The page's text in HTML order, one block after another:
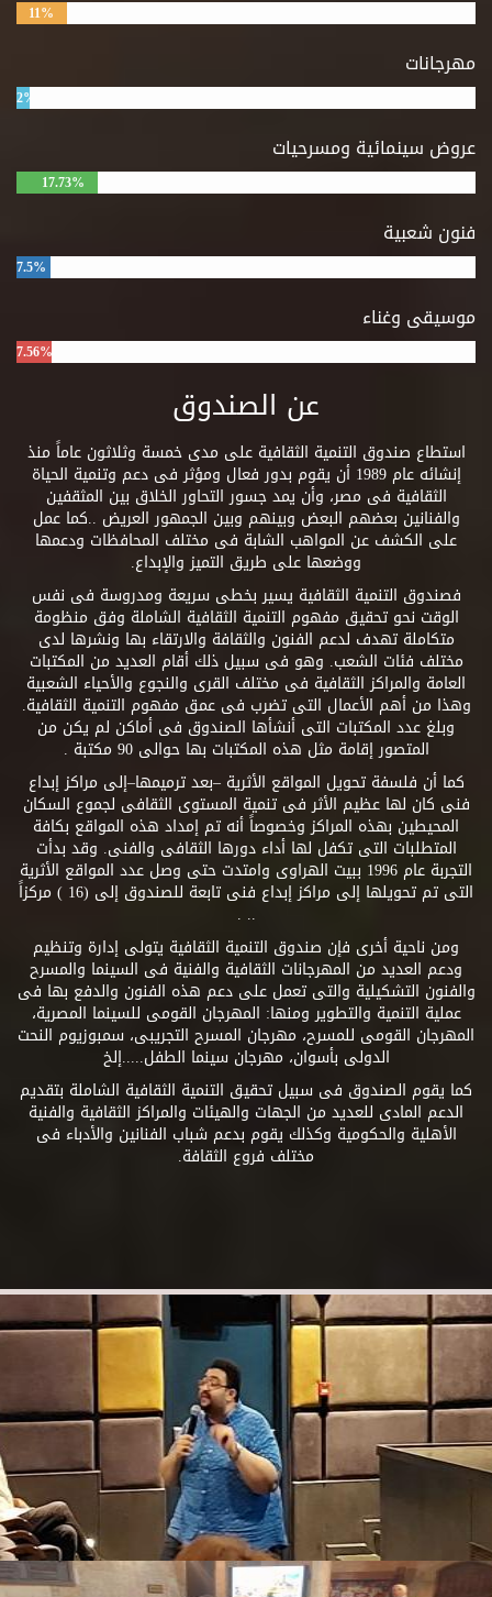
11%
مهرجانات
2%
عروض سينمائية ومسرحيات
17.73%
فنون شعبية
7.5%
موسيقى وغناء
7.56%
عن الصندوق
استطاع صندوق التنمية الثقافية على مدى خمسة وثلاثون عاماً منذ
إنشائه عام 1989 أن يقوم بدور فعال ومؤثر فى دعم وتنمية الحياة
الثقافية فى مصر، وأن يمد جسور التحاور الخلاق بين المثقفين
والفنانين بعضهم البعض وبينهم وبين الجمهور العريض ..كما عمل
على الكشف عن المواهب الشابة فى مختلف المحافظات ودعمها
ووضعها على طريق التميز والإبداع.
فصندوق التنمية الثقافية يسير بخطى سريعة ومدروسة فى نفس
الوقت نحو تحقيق مفهوم التنمية الثقافية الشاملة وفق منظومة
متكاملة تهدف لدعم الفنون والثقافة والارتقاء بها ونشرها لدى
مختلف فئات الشعب. وهو فى سبيل ذلك أقام العديد من المكتبات
العامة والمراكز الثقافية فى مختلف القرى والنجوع والأحياء الشعبية
وهذا من أهم الأعمال التى تضرب فى عمق مفهوم التنمية الثقافية.
وبلغ عدد المكتبات التى أنشأها الصندوق فى أماكن لم يكن من
المتصور إقامة مثل هذه المكتبات بها حوالى 90 مكتبة .
كما أن فلسفة تحويل المواقع الأثرية –بعد ترميمها–إلى مراكز إبداع
فنى كان لها عظيم الأثر فى تنمية المستوى الثقافى لجموع السكان
المحيطين بهذه المراكز وخصوصاً أنه تم إمداد هذه المواقع بكافة
المتطلبات التى تكفل لها أداء دورها الثقافى والفنى. وقد بدأت
التجربة عام 1996 ببيت الهراوى وامتدت حتى وصل عدد المواقع الأثرية
التى تم تحويلها إلى مراكز إبداع فنى تابعة للصندوق إلى (16 ) مركزاً
.. .
ومن ناحية أخرى فإن صندوق التنمية الثقافية يتولى إدارة وتنظيم
ودعم العديد من المهرجانات الثقافية والفنية فى السينما والمسرح
والفنون التشكيلية والتى تعمل على دعم هذه الفنون والدفع بها فى
عملية التنمية والتطوير ومنها: المهرجان القومى للسينما المصرية،
المهرجان القومى للمسرح، مهرجان المسرح التجريبى، سمبوزيوم النحت
الدولى بأسوان، مهرجان سينما الطفل.....إلخ
كما يقوم الصندوق فى سبيل تحقيق التنمية الثقافية الشاملة بتقديم
الدعم المادى للعديد من الجهات والهيئات والمراكز الثقافية والفنية
الأهلية والحكومية وكذلك يقوم بدعم شباب الفنانين والأدباء فى
مختلف فروع الثقافة.